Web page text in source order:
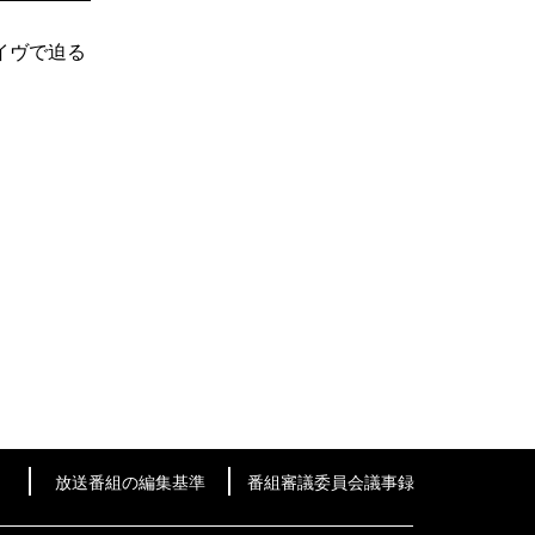
ヴで迫る
放送番組の編集基準 番組審議委員会議事録